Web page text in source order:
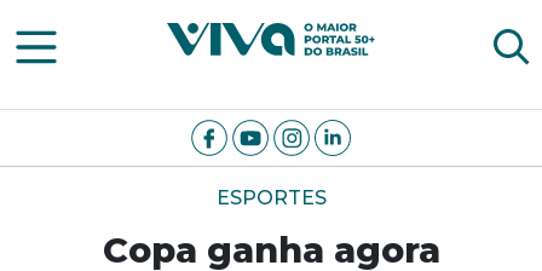
Viva Notícias
ESPORTES
Copa ganha agora